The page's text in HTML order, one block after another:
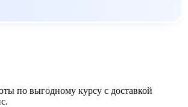
по выгодному курсу с доставкой